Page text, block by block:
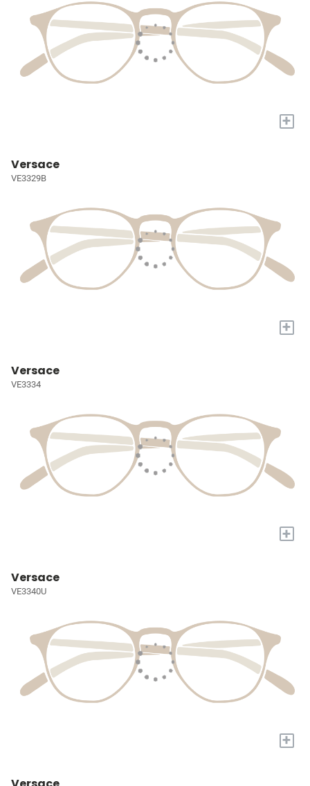
+
Versace
VE3329B
+
Versace
VE3334
+
Versace
VE3340U
+